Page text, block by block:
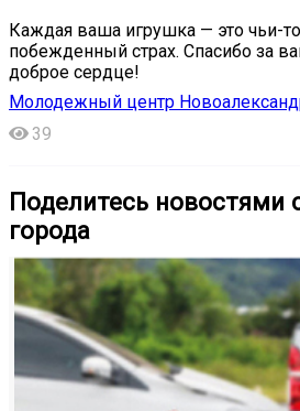
Каждая ваша игрушка — это чьи-
побежденный страх. Спасибо за
доброе сердце! ️
Молодежный центр
39
Поделитесь новостями
города